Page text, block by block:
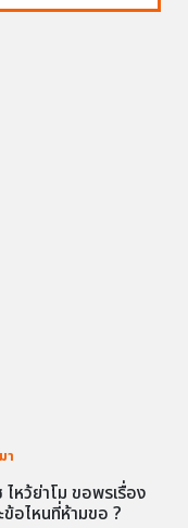
า
ไหว้ย่าโม ขอพรเรื่อง
ข้อไหนที่ห้ามขอ ?